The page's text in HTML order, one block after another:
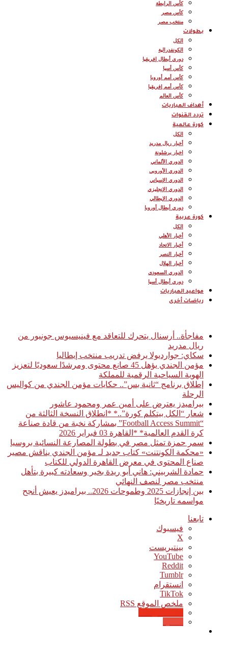
كأس الرابطة
كأس مصر
منتخب مصر
بطولات
الكل
الكونفدرالية
دوري أبطال إفريقيا
كأس أسيا
كأس أمم أوروبا
كأس أمم إفريقيا
كأس العالم
أهداف المباريات
تردد القنوات
كورة عالمية
الكل
أخبار ريال مدريد
اخبار برشلونة
الدوري الألماني
الدوري الأوروبي
الدوري الإسباني
الدوري الإنجليزي
الدوري الإيطالي
دوري أبطال أوروبا
كورة عربية
الكل
أخبار الأهلي
أخبار الاتحاد
أخبار النصر
أخبار الهلال
الدوري السعودي
دوري أبطال أسيا
مواعيد المباريات
رياضات أخرى
مفاجأة.. أرسنال يتحرك للتعاقد مع فينيسيوس جونيور من
ريال مدريد
سكاي: جوارديولا يرفض تدريب منتخب إيطاليا
مؤمن الجندي يؤهل 45 صانع محتوى ومرشدًا سعوديًا لتعزيز
الهوية السياحية الرقمية للمملكة
إطلاق برنامج “ثانية بس”.. حكايات مؤمن الجندي من كواليس
الرحلة
بيراميدز يعترض على أمين عمر ومحمود عاشور
شعار “الكل بيتكلم كورة”..* *انطلاق النسخة الثالثة من
“Football Access Summit” بمشاركة نخبة من قادة صناعة
كرة القدم العالمية* *القاهرة 03 فبراير 2026
سمر حمزة تمثل مصر في بطولة المصارعة النسائية بروسيا
«محكمة الكونتنت» كتاب جديد لـ مؤمن الجندي يناقش مصير
صناع المحتوى في معرض القاهرة الدولي للكتاب
حمادة الشربيني: هاني أبو ريدة بخير وسعادته كبيرة بتأهل
منتخب مصر لنصف النهائي
بين إنجازات 2025 وطموحات 2026.. بيراميدز يعيش أنجح
مواسمه تاريخيًا
تابعنا
فيسبوك
‫X
بينتيريست
‫YouTube
انستقرام
‫TikTok
ملخص الموقع RSS